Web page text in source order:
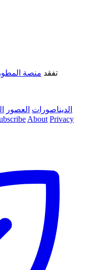
تفقد منصة
الديناصورات العصور
About Privacy